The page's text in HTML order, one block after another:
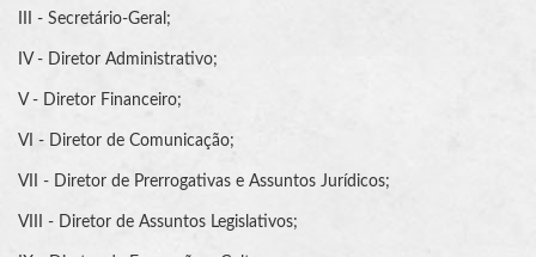
III - Secretário-Geral;
IV - Diretor Administrativo;
V - Diretor Financeiro;
VI - Diretor de Comunicação;
VII - Diretor de Prerrogativas e Assuntos Jurídicos;
VIII - Diretor de Assuntos Legislativos;